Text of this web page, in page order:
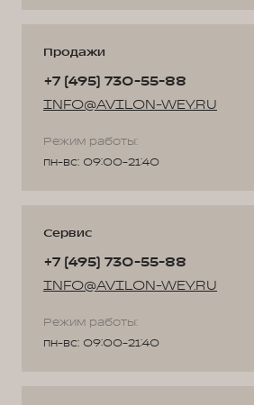
Продажи
+7 (495) 730-55-88
INFO@AVILON-WEY.RU
Режим работы:
пн-вс: 09:00-21:40
Сервис
+7 (495) 730-55-88
INFO@AVILON-WEY.RU
Режим работы:
пн-вс: 09:00-21:40